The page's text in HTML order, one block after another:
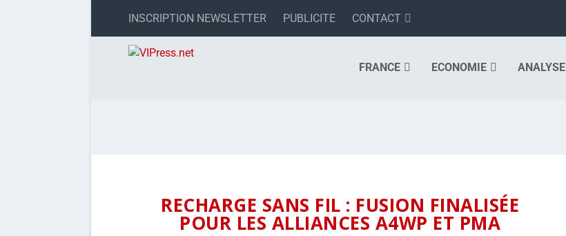
INSCRIPTION NEWSLETTER PUBLICITE CONTACT
FRANCE ECONOMIE ANALYSE
RECHARGE SANS FIL : FUSION FINALISÉE
POUR LES ALLIANCES A4WP ET PMA